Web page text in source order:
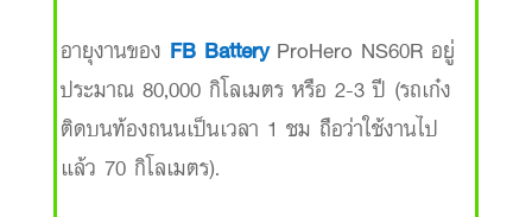
อายุงานของ FB BatteryProHero NS60R อยู่
ประมาณ 80,000 กิโลเมตร หรือ 2-3 ปี (รถเก๋ง
ติดบนท้องถนนเป็นเวลา 1 ชม ถือว่าใช้งานไป
แล้ว 70 กิโลเมตร).